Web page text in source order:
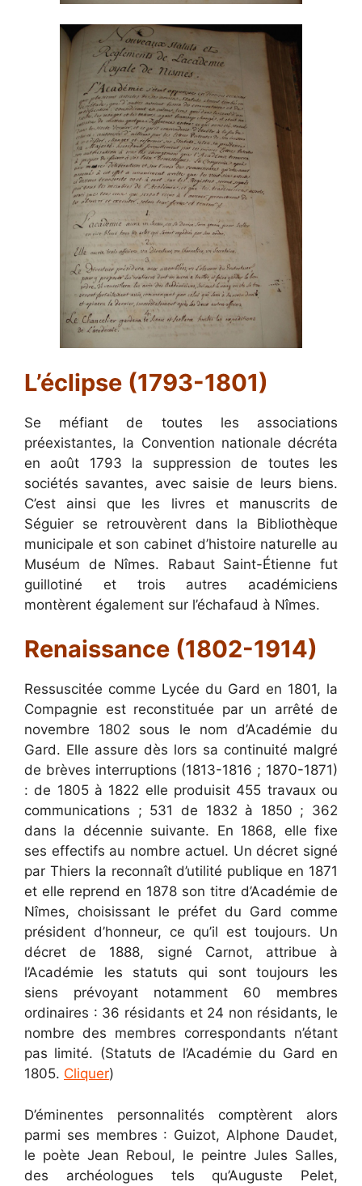
L’éclipse (1793-1801)
Se méfiant de toutes les associations
préexistantes, la Convention nationale décréta
en août 1793 la suppression de toutes les
sociétés savantes, avec saisie de leurs biens.
C’est ainsi que les livres et manuscrits de
Séguier se retrouvèrent dans la Bibliothèque
municipale et son cabinet d’histoire naturelle au
Muséum de Nîmes. Rabaut Saint-Étienne fut
guillotiné et trois autres académiciens
montèrent également sur l’échafaud à Nîmes.
Renaissance (1802-1914)
Ressuscitée comme Lycée du Gard en 1801, la
Compagnie est reconstituée par un arrêté de
novembre 1802 sous le nom d’Académie du
Gard. Elle assure dès lors sa continuité malgré
de brèves interruptions (1813-1816 ; 1870-1871)
: de 1805 à 1822 elle produisit 455 travaux ou
communications ; 531 de 1832 à 1850 ; 362
dans la décennie suivante. En 1868, elle fixe
ses effectifs au nombre actuel. Un décret signé
par Thiers la reconnaît d’utilité publique en 1871
et elle reprend en 1878 son titre d’Académie de
Nîmes, choisissant le préfet du Gard comme
président d’honneur, ce qu’il est toujours. Un
décret de 1888, signé Carnot, attribue à
l’Académie les statuts qui sont toujours les
siens prévoyant notamment 60 membres
ordinaires : 36 résidants et 24 non résidants, le
nombre des membres correspondants n’étant
pas limité. (Statuts de l’Académie du Gard en
1805. Cliquer)
D’éminentes personnalités comptèrent alors
parmi ses membres : Guizot, Alphone Daudet,
le poète Jean Reboul, le peintre Jules Salles,
des archéologues tels qu’Auguste Pelet,